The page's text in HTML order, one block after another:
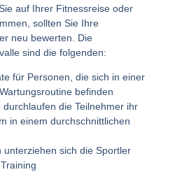
auf Ihrer Fitnessreise oder
sollten Sie Ihre
neu bewerten. Die
sind die folgenden:
für Personen, die sich in einer
befinden
die Teilnehmer ihr
in einem durchschnittlichen
unterziehen sich die Sportler